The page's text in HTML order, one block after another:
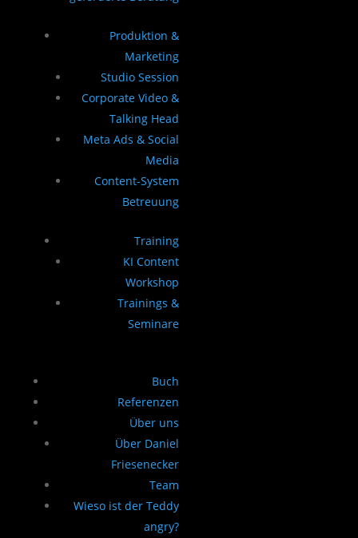
Produktion &
Marketing
Studio Session
Corporate Video &
Talking Head
Meta Ads & Social
Media
Content-System
Betreuung
Training
KI Content
Workshop
Trainings &
Seminare
Buch
Referenzen
Über uns
Über Daniel
Friesenecker
Team
Wieso ist der Teddy
angry?